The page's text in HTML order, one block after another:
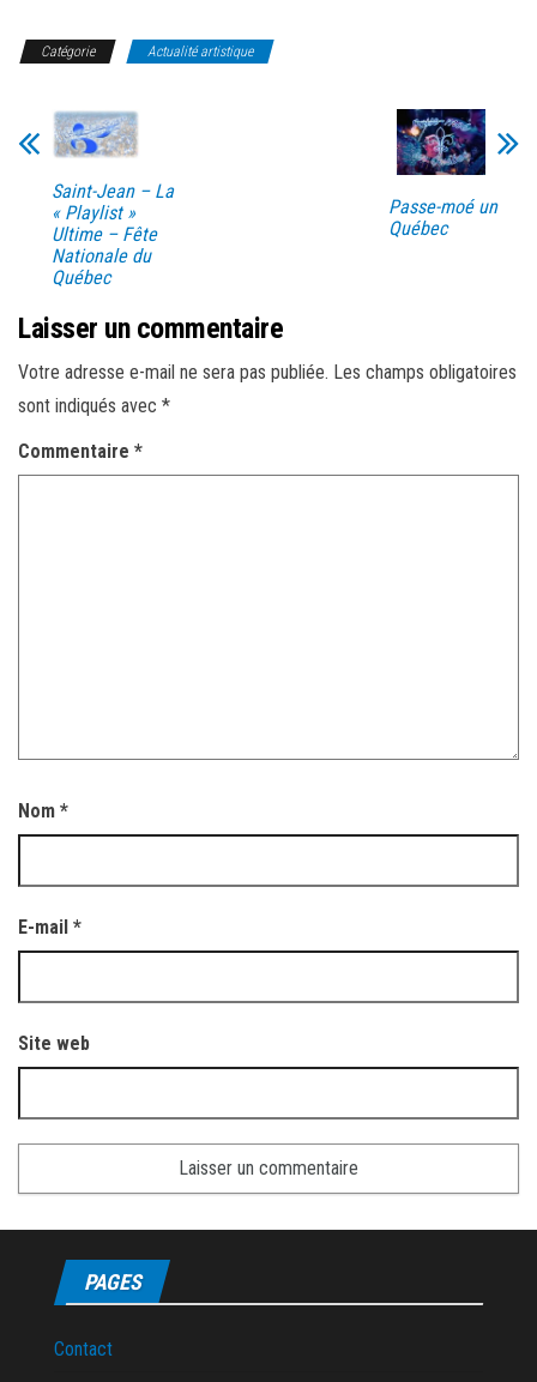
Catégorie Actualité artistique
Saint-Jean – La
« Playlist »
Ultime – Fête
Nationale du
Québec
Passe-moé un
Québec
Laisser un commentaire
Votre adresse e-mail ne sera pas publiée. Les champs obligatoires
sont indiqués avec *
Commentaire *
Nom *
E-mail *
Site web
PAGES
Contact